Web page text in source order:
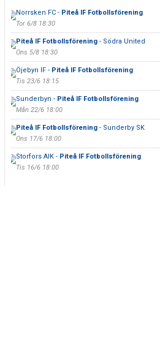
Norrsken FC - Piteå IF Fotbollsförening
Tor 6/8 18:30
Piteå IF Fotbollsförening- Södra United
Ons 5/8 18:30
Öjebyn IF - Piteå IF Fotbollsförening
Tis 23/6 18:15
Sunderbyn - Piteå IF Fotbollsförening
Mån 22/6 18:00
Piteå IF Fotbollsförening- Sunderby SK
Ons 17/6 18:00
Storfors AIK - Piteå IF Fotbollsförening
Tis 16/6 18:00